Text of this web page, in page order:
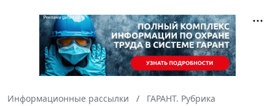
Информационные рассылки
ГАРАНТ. Рубрика